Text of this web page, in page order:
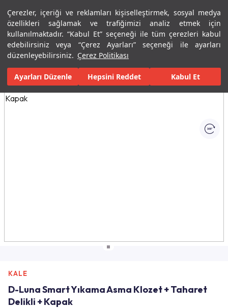
Çerezler, içeriği ve reklamları kişiselleştirmek, sosyal medya
özellikleri sağlamak ve trafiğimizi analiz etmek için
kullanılmaktadır. “Kabul Et” seçeneği ile tüm çerezleri kabul
edebilirsiniz veya “Çerez Ayarları” seçeneği ile ayarları
düzenleyebilirsiniz. Çerez Politikası
Ayarları Düzenle Hepsini Reddet Kabul Et
Menü Menü
Ana Sayfa Banyolar Seramik Banyo Ürünleri Klozetler
Tüm Görseller(1)
KALE
D-Luna Smart Yıkama Asma Klozet + Taharet
Delikli + Kapak